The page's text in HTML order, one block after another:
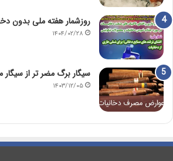
روزشمار هفته ملی بدون دخانیات سال
۱۴۰۴/۰۲/۲۸
سیگار برگ مضر تر از سیگار
۱۴۰۳/۱۲/۰۵